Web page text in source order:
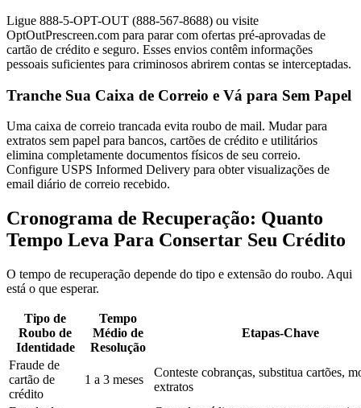
Ligue 888-5-OPT-OUT (888-567-8688) ou visite
OptOutPrescreen.com para parar com ofertas pré-aprovadas de
cartão de crédito e seguro. Esses envios contêm informações
pessoais suficientes para criminosos abrirem contas se interceptadas.
Tranche Sua Caixa de Correio e Vá para Sem Papel
Uma caixa de correio trancada evita roubo de mail. Mudar para
extratos sem papel para bancos, cartões de crédito e utilitários
elimina completamente documentos físicos de seu correio.
Configure USPS Informed Delivery para obter visualizações de
email diário de correio recebido.
Cronograma de Recuperação: Quanto
Tempo Leva Para Consertar Seu Crédito
O tempo de recuperação depende do tipo e extensão do roubo. Aqui
está o que esperar.
Tipo de
Roubo de
Identidade
Tempo
Médio de
Resolução
Etapas-Chave
Fraude de
cartão de
crédito
1 a 3 meses
Conteste cobranças, substitua cartões,
extratos